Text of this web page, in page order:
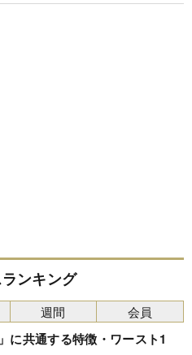
ンキング
に共通する特徴・ワースト1
週間 会員